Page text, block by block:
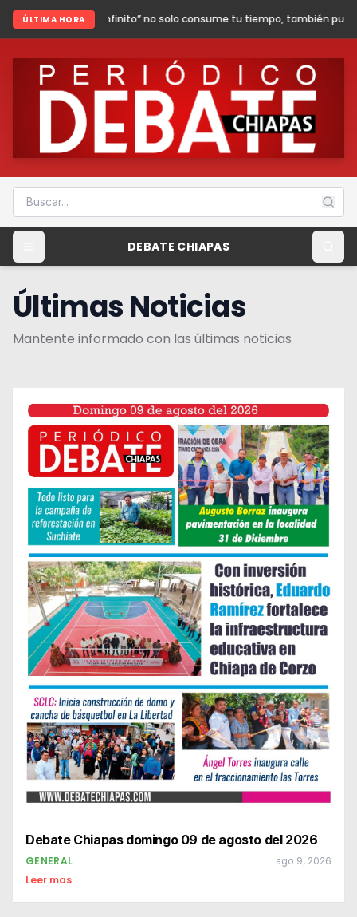
ÚLTIMA HORA
infinito” no solo consume tu tiempo, también puede poner en riesgo
DEBATE CHIAPAS
Últimas Noticias
Mantente informado con las últimas noticias
Debate Chiapas domingo 09 de agosto del 2026
GENERAL ago 9, 2026
Leer mas